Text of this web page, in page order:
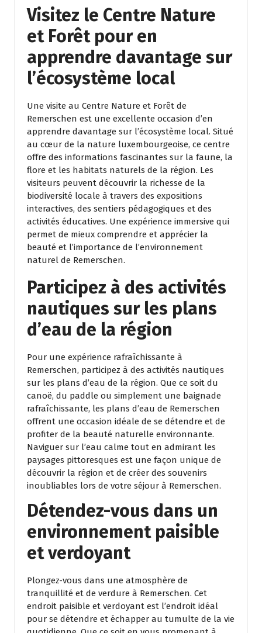
Visitez le Centre Nature
et Forêt pour en
apprendre davantage sur
l’écosystème local
Une visite au Centre Nature et Forêt de
Remerschen est une excellente occasion d’en
apprendre davantage sur l’écosystème local. Situé
au cœur de la nature luxembourgeoise, ce centre
offre des informations fascinantes sur la faune, la
flore et les habitats naturels de la région. Les
visiteurs peuvent découvrir la richesse de la
biodiversité locale à travers des expositions
interactives, des sentiers pédagogiques et des
activités éducatives. Une expérience immersive qui
permet de mieux comprendre et apprécier la
beauté et l’importance de l’environnement
naturel de Remerschen.
Participez à des activités
nautiques sur les plans
d’eau de la région
Pour une expérience rafraîchissante à
Remerschen, participez à des activités nautiques
sur les plans d’eau de la région. Que ce soit du
canoë, du paddle ou simplement une baignade
rafraîchissante, les plans d’eau de Remerschen
offrent une occasion idéale de se détendre et de
profiter de la beauté naturelle environnante.
Naviguer sur l’eau calme tout en admirant les
paysages pittoresques est une façon unique de
découvrir la région et de créer des souvenirs
inoubliables lors de votre séjour à Remerschen.
Détendez-vous dans un
environnement paisible
et verdoyant
Plongez-vous dans une atmosphère de
tranquillité et de verdure à Remerschen. Cet
endroit paisible et verdoyant est l’endroit idéal
pour se détendre et échapper au tumulte de la vie